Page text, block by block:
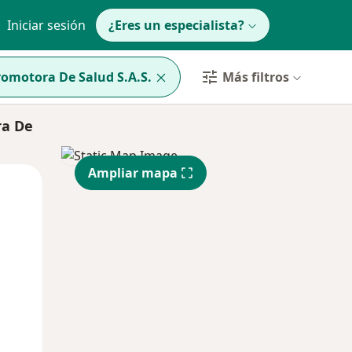
Iniciar sesión ¿Eres un especialista?
De Salud S.A.S. Más filtros
De
Lun Mar
Ampliar mapa